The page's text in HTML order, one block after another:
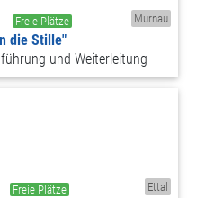
Freie Plätze Murnau
die Stille"
und Weiterleitung
Freie Plätze Ettal